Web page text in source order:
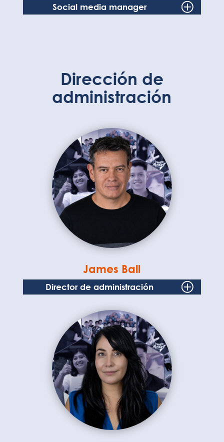
Social media manager
Dirección de
administración
James Ball
Director de administración